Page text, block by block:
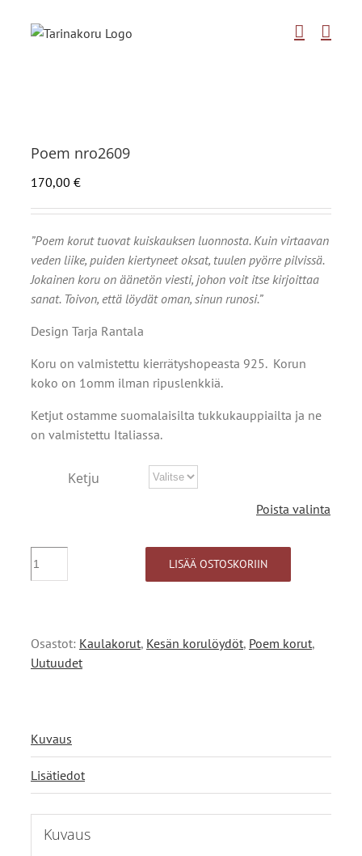
Poem nro2609
170,00 €
”Poem korut tuovat kuiskauksen luonnosta. Kuin virtaavan
veden liike, puiden kiertyneet oksat, tuulen pyörre pilvissä.
Jokainen koru on äänetön viesti, johon voit itse kirjoittaa
sanat. Toivon, että löydät oman, sinun runosi.”
Design Tarja Rantala
Koru on valmistettu kierrätyshopeasta 925. Korun
koko on 1omm ilman ripuslenkkiä.
Ketjut ostamme suomalaisilta tukkukauppiailta ja ne
on valmistettu Italiassa.
Ketju
Poista valinta
Poem
LISÄÄ OSTOSKORIIN
Osastot: Kaulakorut, Kesän korulöydöt, Poem korut,
Uutuudet
Kuvaus
Lisätiedot
Kuvaus